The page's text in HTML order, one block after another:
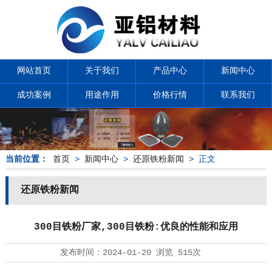
网站首页 关于我们 产品中心 新闻中心
成功案例 用途作用 价格行情 联系我们
当前位置： 首页 > 新闻中心> 还原铁粉新闻 > 正文
还原铁粉新闻
300目铁粉厂家,300目铁粉:优良的性能和应用
发布时间： 2024-01-20浏览 515次